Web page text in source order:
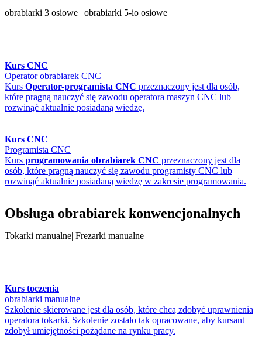
obrabiarki 3 osiowe | obrabiarki 5-io osiowe
Kurs CNC
Operator obrabiarek CNC
Kurs Operator-programista CNC przeznaczony jest dla osób,
które pragną nauczyć się zawodu operatora maszyn CNC lub
rozwinąć aktualnie posiadaną wiedzę.
Kurs CNC
Programista CNC
Kurs programowania obrabiarek CNC przeznaczony jest dla
osób, które pragną nauczyć się zawodu programisty CNC lub
rozwinąć aktualnie posiadaną wiedzę w zakresie programowania.
Obsługa obrabiarek konwencjonalnych
Tokarki manualne| Frezarki manualne
Kurs toczenia
obrabiarki manualne
Szkolenie skierowane jest dla osób, które chcą zdobyć uprawnienia
operatora tokarki. Szkolenie zostało tak opracowane, aby kursant
zdobył umiejętności pożądane na rynku pracy.